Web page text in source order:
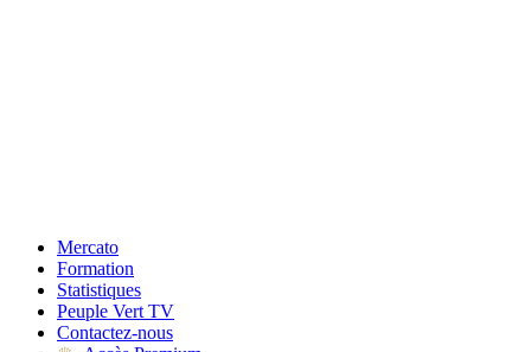
Mercato
Formation
Statistiques
Peuple Vert TV
Contactez-nous